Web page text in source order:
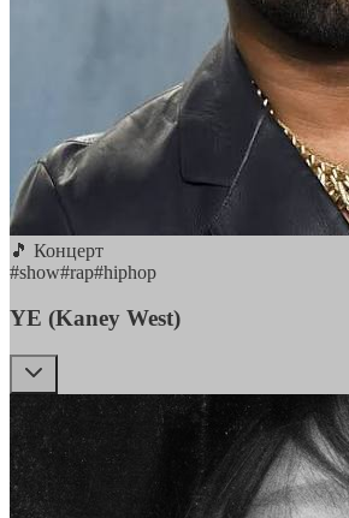
🎵 Концерт
#show#rap#hiphop
YE (Kaney West)